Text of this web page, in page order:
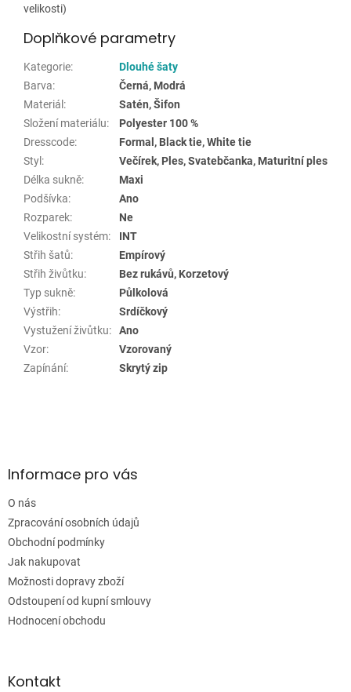
velikosti)
Doplňkové parametry
Kategorie:
Dlouhé šaty
Barva:
Černá, Modrá
Materiál :
Satén, Šifon
Složení materiálu:
Polyester 100 %
Dresscode:
Formal, Black tie, White tie
Styl :
Večírek, Ples, Svatebčanka, Maturitní ples
Délka sukně:
Maxi
Podšívka:
Ano
Rozparek:
Ne
Velikostní systém:
INT
Střih šatů:
Empírový
Střih živůtku:
Bez rukávů, Korzetový
Typ sukně:
Půlkolová
Výstřih:
Srdíčkový
Vystužení živůtku:
Ano
Vzor:
Vzorovaný
Zapínání: Skrytý zip
aInformace pro vás
O nás
Zpracování osobních údajů
Obchodní podmínky
Jak nakupovat
Možnosti dopravy zboží
Odstoupení od kupní smlouvy
Hodnocení obchodu
Kontakt